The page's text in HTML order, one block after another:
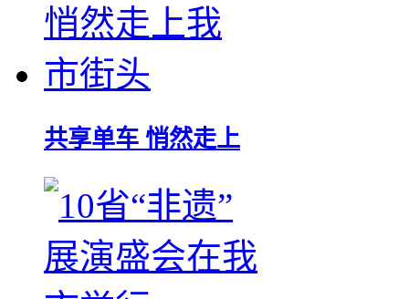
共享单车 悄然走上